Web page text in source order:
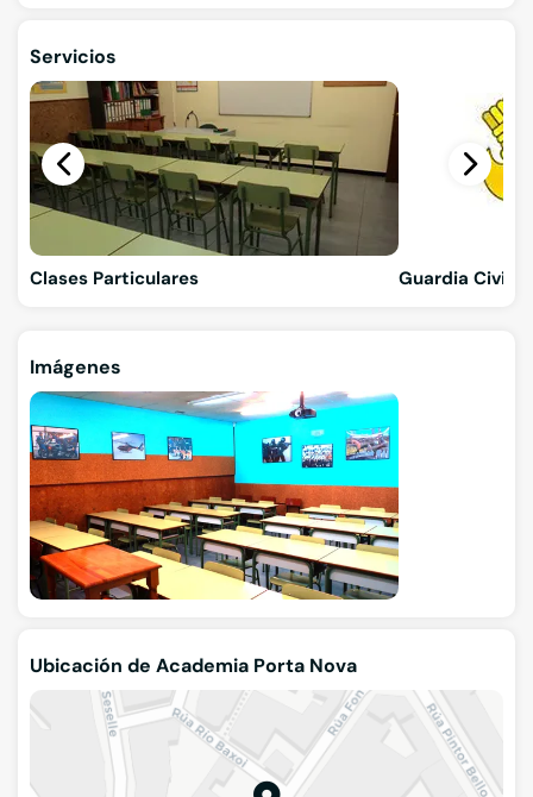
Servicios
Clases Particulares Guardia Civil
Imágenes
Ubicación de Academia Porta Nova